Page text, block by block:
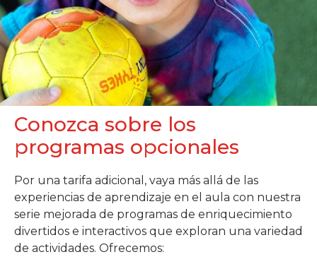
Conozca sobre los
programas opcionales
Por una tarifa adicional, vaya más allá de las
experiencias de aprendizaje en el aula con nuestra
serie mejorada de programas de enriquecimiento
divertidos e interactivos que exploran una variedad
de actividades. Ofrecemos: